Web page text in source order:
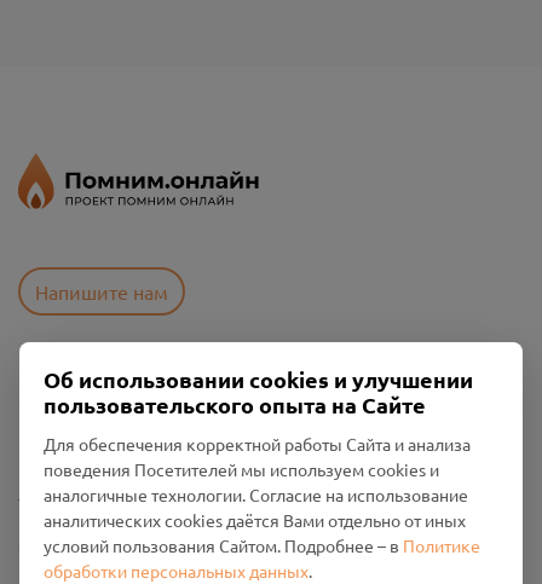
Напишите нам
Пользовательское соглашение
Политика конфиденциальности
Промо-материалы
Настройки cookies
Общество с ограниченной ответственностью «Смоленский
Проект Помним»
Об использовании cookies и улучшении
пользовательского опыта на Сайте
Для обеспечения корректной работы Сайта и анализа
поведения Посетителей мы используем cookies и
аналогичные технологии. Согласие на использование
аналитических cookies даётся Вами отдельно от иных
условий пользования Сайтом. Подробнее – в Политике
обработки персональных данных.